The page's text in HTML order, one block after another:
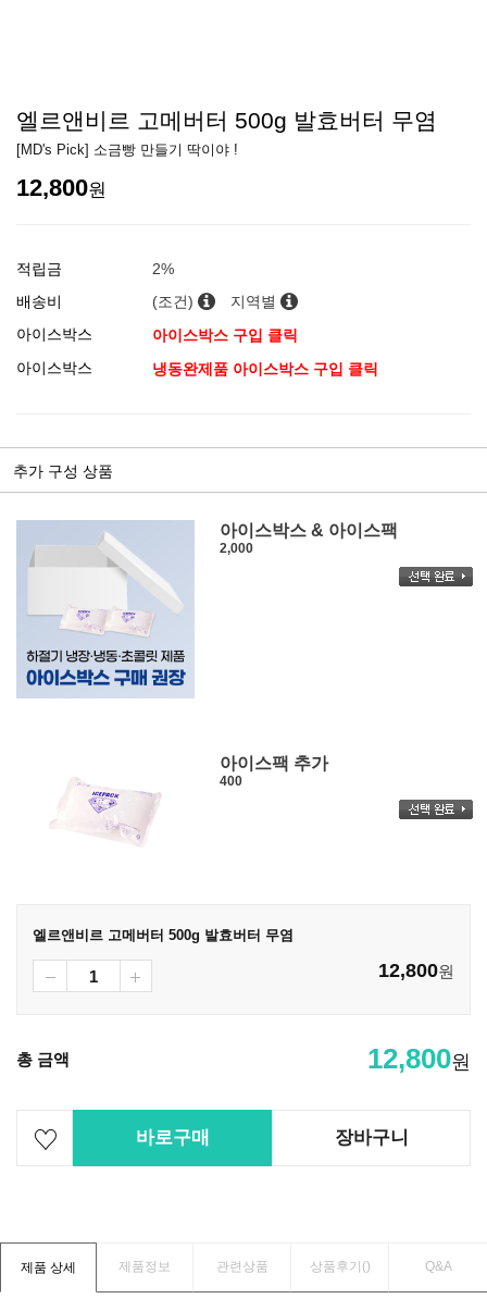
엘르앤비르 고메버터 500g 발효버터 무염
[MD's Pick] 소금빵 만들기 딱이야 !
12,800원
적립금
2%
배송비
(조건)
지역별
아이스박스
아이스박스 구입 클릭
아이스박스
냉동완제품 아이스박스 구입 클릭
추가 구성 상품
아이스박스 & 아이스팩
2,000
아이스팩 추가
400
엘르앤비르 고메버터 500g 발효버터 무염
12,800원
총 금액 12,800원
바로구매 장바구니
제품 상세 제품정보 관련상품 상품후기() Q&A